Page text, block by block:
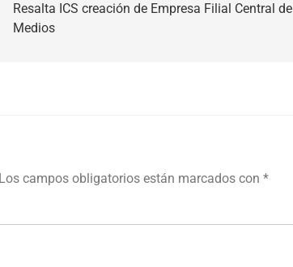
Resalta ICS creación de Empresa Filial Central de
Medios
Los campos obligatorios están marcados con *